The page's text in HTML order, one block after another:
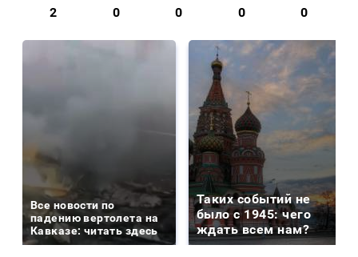
2 0 0 0 0
Все новости по
падению вертолета на
Кавказе: читать здесь
Таких событий не
было с 1945: чего
ждать всем нам?